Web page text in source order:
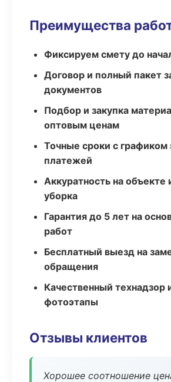
Преимущества
Фиксируем смету до
Договор и полный пакет
документов
Подбор и закупка
оптовым ценам
Точные сроки с графиком
платежей
Аккуратность на объекте
уборка
Гарантия до 5 лет на
работ
Бесплатный выезд на
обращения
Качественный технадзор
фотоэтапы
Отзывы клиентов
Хорошее соотношение